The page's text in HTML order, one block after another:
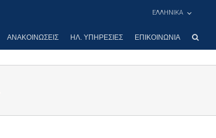
ΕΛΛΗΝΙΚΑ
ΑΝΑΚΟΙΝΏΣΕΙΣ ΗΛ. ΥΠΗΡΕΣΊΕΣ ΕΠΙΚΟΙΝΩΝΊΑ